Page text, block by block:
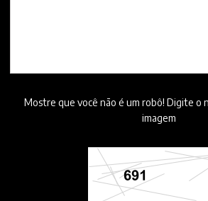
Mostre que você não é um robô! Digite o
imagem